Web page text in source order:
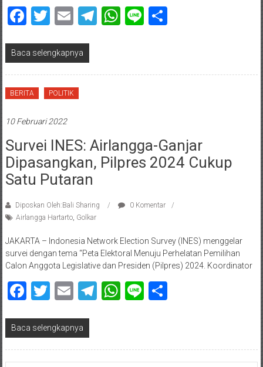
Facebook
Twitter
EmailTelegram
WhatsApp
LineShare
Baca selengkapnya
BERITA POLITIK
10 Februari 2022
Survei INES: Airlangga-Ganjar
Dipasangkan, Pilpres 2024 Cukup
Satu Putaran
Diposkan Oleh:Bali Sharing
0 Komentar
Airlangga Hartarto, Golkar
JAKARTA – Indonesia Network Election Survey (INES) menggelar
survei dengan tema “Peta Elektoral Menuju Perhelatan Pemilihan
Calon Anggota Legislative dan Presiden (Pilpres) 2024. Koordinator
Facebook
Twitter
EmailTelegram
WhatsApp
LineShare
Baca selengkapnya